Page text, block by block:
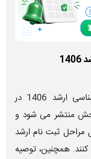
ارشد 1406
در
منتشر می‌ شود و
مراحل ثبت نام ارشد
همچنین، توصیه